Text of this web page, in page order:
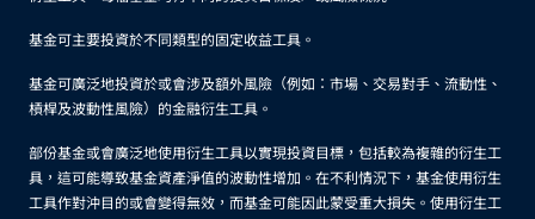
基金可主要投資於不同類型的固定收益工具。
基金可廣泛地投資於或會涉及額外風險（例如：市場、交易對手、流動性、
槓桿及波動性風險）的金融衍生工具。
部份基金或會廣泛地使用衍生工具以實現投資目標，包括較為複雜的衍生工
具，這可能導致基金資產淨值的波動性增加。在不利情況下，基金使用衍生
工具作對沖目的或會變得無效，而基金可能因此蒙受重大損失。使用衍生工